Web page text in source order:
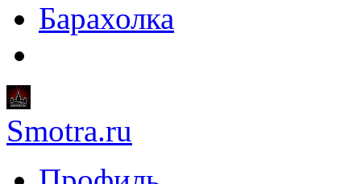
Барахолка
Smotra.ru